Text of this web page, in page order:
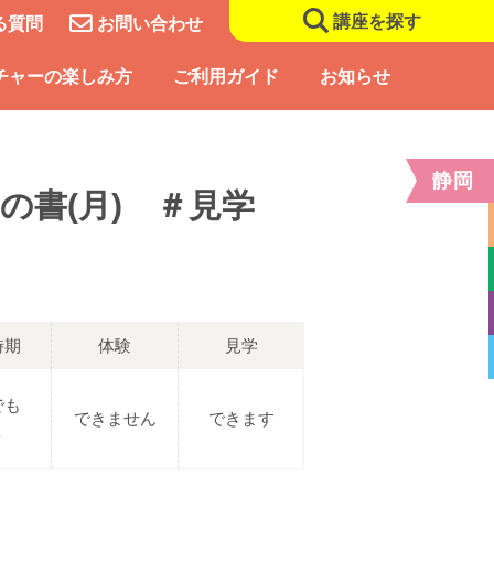
質問 お問い合わせ 講座を探す
ャーの楽しみ方 ご利用ガイド お知らせ
静岡
書(月) ＃見学
期 体験 見学
できません できます